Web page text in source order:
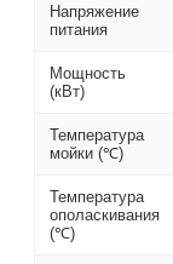
Напряжение
питания
Мощность
(кВт)
Температура
мойки (℃)
Температура
ополаскивания
(℃)